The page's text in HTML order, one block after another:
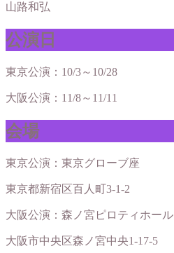
山路和弘
公演日
東京公演：10/3～10/28
大阪公演：11/8～11/11
会場
東京公演：東京グローブ座
東京都新宿区百人町3-1-2
大阪公演：森ノ宮ピロティホール
大阪市中央区森ノ宮中央1-17-5